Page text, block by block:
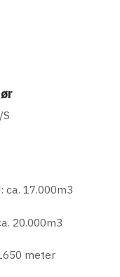
ca. 17.000m3
20.000m3
meter